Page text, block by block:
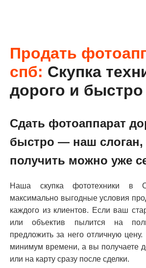
Продать
спб: Скупка
дорого и быстро
Сдать фотоаппарат
быстро — наш слоган,
получить можно уже
Наша скупка фототехники в
максимально выгодные условия
каждого из клиентов. Если ваш
или объектив пылится на
предложить за него отличную
минимум времени, а вы получаете
или на карту сразу после сделки.